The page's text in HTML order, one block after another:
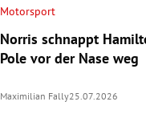
Motorsport
Norris schnappt
Pole vor der Nase weg
Maximilian Fally25.07.2026